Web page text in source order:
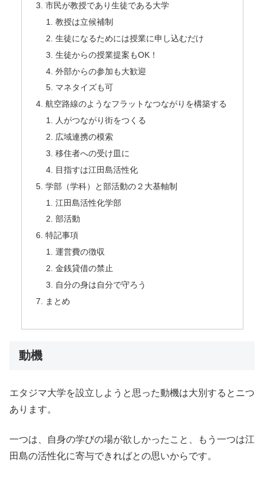
市民が教授であり生徒である大学
教授は立候補制
生徒になるためには授業に申し込むだけ
生徒からの授業提案もOK！
外部からの参加も大歓迎
マネタイズも可
航空路線のようなフラットなつながりを構築する
人がつながり街をつくる
広域連携の模索
移住者への受け皿に
目指すは江田島活性化
学部（学科）と部活動の２大基軸制
江田島活性化学部
部活動
特記事項
運営費の徴収
金銭貸借の禁止
自分の身は自分で守ろう
まとめ
動機
エタジマ大学を設立しようと思った動機は大別するとニつ
あります。
一つは、自身の学びの場が欲しかったこと、もう一つは江
田島の活性化に寄与できればとの思いからです。